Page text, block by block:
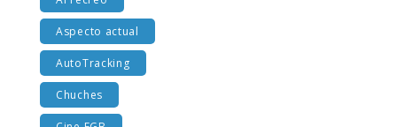
Al recreo
Aspecto actual
AutoTracking
Chuches